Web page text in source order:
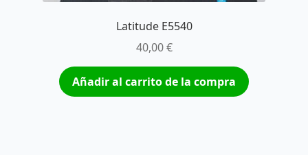
Latitude E5540
40,00€
Añadir al carrito de la compra